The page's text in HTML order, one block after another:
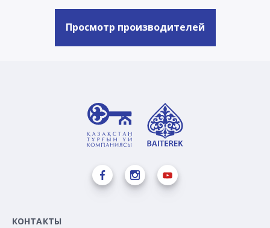
Просмотр производителей
КОНТАКТЫ